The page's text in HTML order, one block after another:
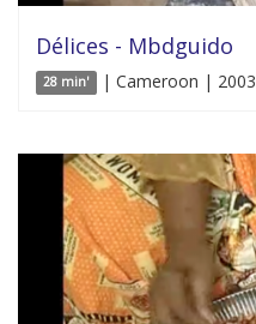
Délices - Mbdguido
28 min' | Cameroon | 2003